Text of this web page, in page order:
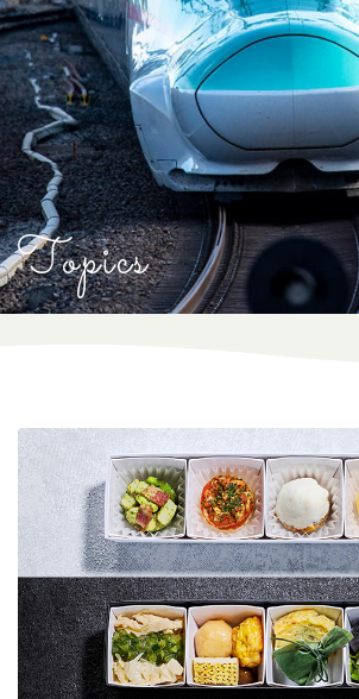
インテリア
シート
リフレッシュメント(軽いお食
GranClassを予約す
CLOSE
Topics